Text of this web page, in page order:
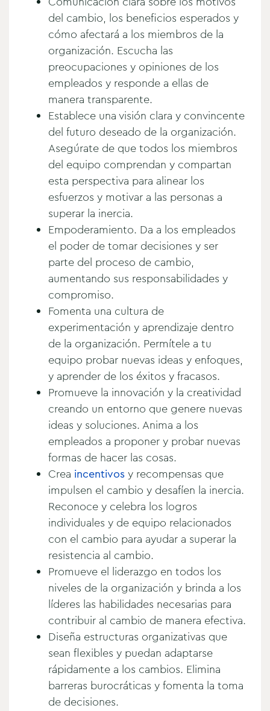
del cambio, los beneficios esperados y
cómo afectará a los miembros de la
organización. Escucha las
preocupaciones y opiniones de los
empleados y responde a ellas de
manera transparente.
Establece una visión clara y convincente
del futuro deseado de la organización.
Asegúrate de que todos los miembros
del equipo comprendan y compartan
esta perspectiva para alinear los
esfuerzos y motivar a las personas a
superar la inercia.
Empoderamiento. Da a los empleados
el poder de tomar decisiones y ser
parte del proceso de cambio,
aumentando sus responsabilidades y
compromiso.
Fomenta una cultura de
experimentación y aprendizaje dentro
de la organización. Permítele a tu
equipo probar nuevas ideas y enfoques,
y aprender de los éxitos y fracasos.
Promueve la innovación y la creatividad
creando un entorno que genere nuevas
ideas y soluciones. Anima a los
empleados a proponer y probar nuevas
formas de hacer las cosas.
Crea incentivosy recompensas que
impulsen el cambio y desafíen la inercia.
Reconoce y celebra los logros
individuales y de equipo relacionados
con el cambio para ayudar a superar la
resistencia al cambio.
Promueve el liderazgo en todos los
niveles de la organización y brinda a los
líderes las habilidades necesarias para
contribuir al cambio de manera efectiva.
Diseña estructuras organizativas que
sean flexibles y puedan adaptarse
rápidamente a los cambios. Elimina
barreras burocráticas y fomenta la toma
de decisiones.